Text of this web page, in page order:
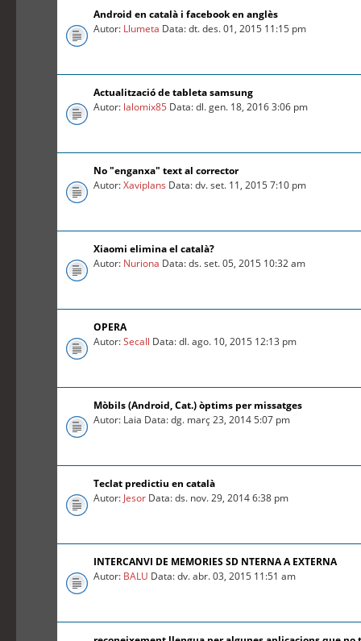
Android en català i facebook en anglès
Autor: Llumeta Data: dt. des. 01, 2015 11:15 pm
Actualització de tableta samsung
Autor: lalomix85 Data: dl. gen. 18, 2016 3:06 pm
No "enganxa" text al corrector
Autor:Xaviplans Data: dv. set. 11, 2015 7:10 pm
Xiaomi elimina el català?
Autor: Nuriona Data: ds. set. 05, 2015 10:32 am
OPERA
Autor:Secall Data: dl. ago. 10, 2015 12:13 pm
Mòbils (Android, Cat.) òptims per missatges
Autor: Laia Data: dg. març 23, 2014 5:07 pm
Teclat predictiu en català
Autor: Jesor Data: ds. nov. 29, 2014 6:38 pm
INTERCANVI DE MEMORIES SD NTERNA A EXTERNA
Autor: BALU Data: dv. abr. 03, 2015 11:51 am